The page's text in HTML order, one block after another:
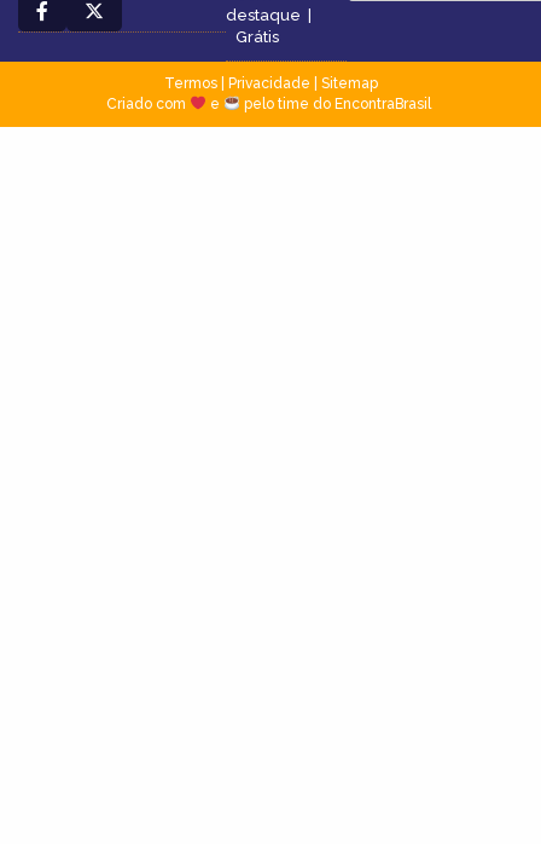
destaque |
Grátis
Termos| Privacidade
Sitemap
Criado com
e pelo time do EncontraBrasil